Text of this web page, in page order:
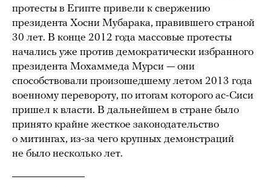
протесты в Египте привели к свержению
президента Хосни Мубарака, правившего страной
30 лет. В конце 2012 года массовые протесты
начались уже против демократически избранного
президента Мохаммеда Мурси — они
способствовали произошедшему летом 2013 года
военному перевороту, по итогам которого ас-Сиси
пришел к власти. В дальнейшем в стране было
принято крайне жесткое законодательство
о митингах, из-за чего крупных демонстраций
не было несколько лет.